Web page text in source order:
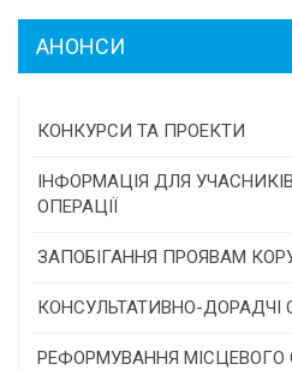
АНОНСИ
КОНКУРСИ ТА ПРОЕКТИ
Конкурс проектів та програм
самоврядування
Конкурс інститутів
Програми/конкурси МТД
ІНФОРМАЦІЯ ДЛЯ
ОПЕРАЦІЇ
ЗАПОБІГАННЯ ПРОЯВАМ
КОНСУЛЬТАТИВНО-ДОРАДЧІ
Консультативна рада
РЕФОРМУВАННЯ